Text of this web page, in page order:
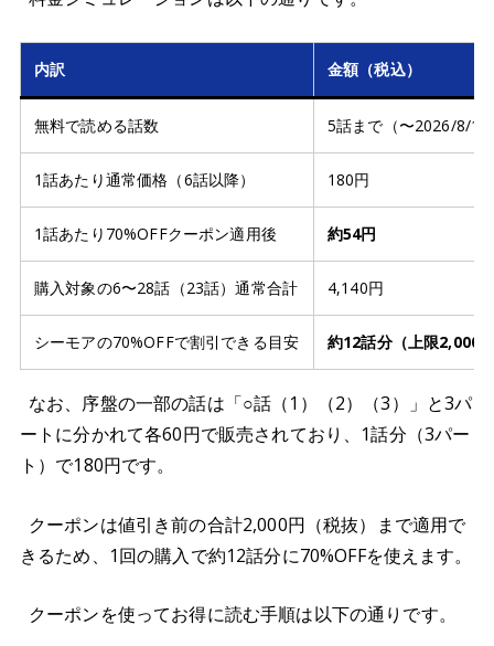
内訳 金額（税込）
無料で読める話数 5話まで（〜2026/8/11
1話あたり通常価格（6話以降） 180円
1話あたり70%OFFクーポン適用後 約54円
購入対象の6〜28話（23話）通常合計 4,140円
シーモアの70%OFFで割引できる目安 約12話分（上限2,000
なお、序盤の一部の話は「○話（1）（2）（3）」と3パ
ートに分かれて各60円で販売されており、1話分（3パー
ト）で180円です。
クーポンは値引き前の合計2,000円（税抜）まで適用で
きるため、1回の購入で約12話分に70%OFFを使えます。
クーポンを使ってお得に読む手順は以下の通りです。